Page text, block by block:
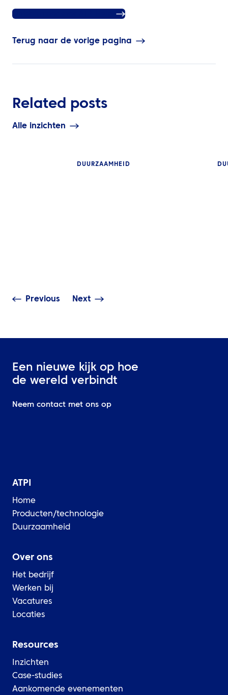
Terug naar de vorige pagina
Related posts
Alle inzichten
DUURZAAMHEID
Previous Next
Een nieuwe kijk op hoe
de wereld verbindt
Neem contact met ons op
ATPI
Home
Producten/technologie
Duurzaamheid
Over ons
Het bedrijf
Werken bij
Vacatures
Locaties
Resources
Inzichten
Case-studies
Aankomende evenementen